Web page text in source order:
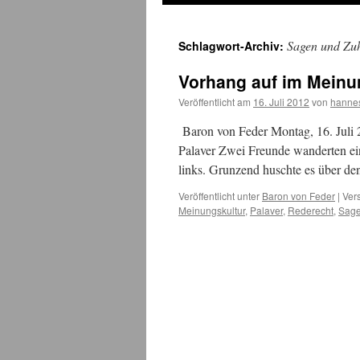
Schlagwort-Archiv: Sagen und
Vorhang auf im
Veröffentlicht am 16. Juli 2012 von
Baron von Feder Montag, 16. Juli
Palaver Zwei Freunde wanderten
links. Grunzend huschte es über
Veröffentlicht unter Baron von Feder |
Meinungskultur, Palaver, Rederecht,